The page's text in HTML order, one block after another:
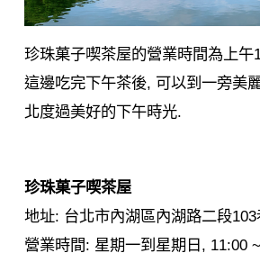
珍珠菓子喫茶屋的營業時間為上午
這邊吃完下午茶後, 可以到一旁美
北度過美好的下午時光.
珍珠菓子喫茶屋
地址: 台北市內湖區內湖路二段103
營業時間: 星期一到星期日, 11:00